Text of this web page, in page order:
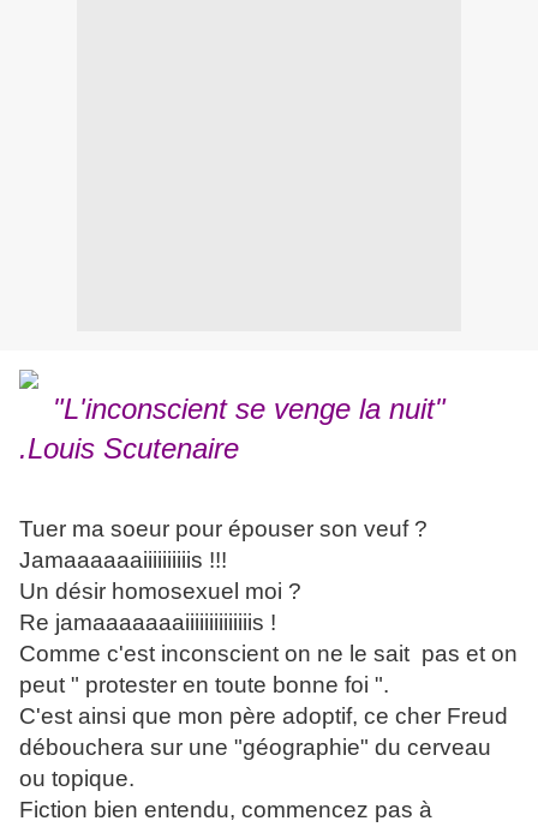
"L'inconscient se venge la nuit"
.Louis Scutenaire
Tuer ma soeur pour épouser son veuf ?
Jamaaaaaaiiiiiiiiiis !!!
Un désir homosexuel moi ?
Re jamaaaaaaaiiiiiiiiiiiiiis !
Comme c'est inconscient on ne le sait pas et on
peut " protester en toute bonne foi ".
C'est ainsi que mon père adoptif, ce cher Freud
débouchera sur une "géographie" du cerveau
ou topique.
Fiction bien entendu, commencez pas à